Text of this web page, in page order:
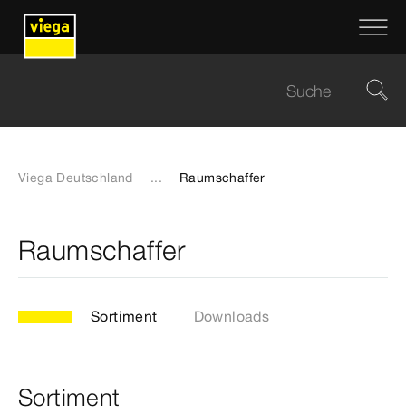
Viega Deutschland ... Raumschaffer
Raumschaffer
Sortiment Downloads
Sortiment